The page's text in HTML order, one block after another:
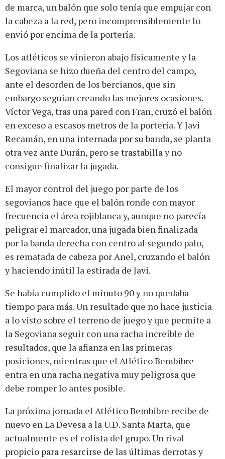
de marca, un balón que solo tenía que empujar con
la cabeza a la red, pero incomprensiblemente lo
envió por encima de la portería.
Los atléticos se vinieron abajo físicamente y la
Segoviana se hizo dueña del centro del campo,
ante el desorden de los bercianos, que sin
embargo seguían creando las mejores ocasiones.
Víctor Vega, tras una pared con Fran, cruzó el balón
en exceso a escasos metros de la portería. Y Javi
Recamán, en una internada por su banda, se planta
otra vez ante Durán, pero se trastabilla y no
consigue finalizar la jugada.
El mayor control del juego por parte de los
segovianos hace que el balón ronde con mayor
frecuencia el área rojiblanca y, aunque no parecía
peligrar el marcador, una jugada bien finalizada
por la banda derecha con centro al segundo palo,
es rematada de cabeza por Anel, cruzando el balón
y haciendo inútil la estirada de Javi.
Se había cumplido el minuto 90 y no quedaba
tiempo para más. Un resultado que no hace justicia
a lo visto sobre el terreno de juego y que permite a
la Segoviana seguir con una racha increíble de
resultados, que la afianza en las primeras
posiciones, mientras que el Atlético Bembibre
entra en una racha negativa muy peligrosa que
debe romper lo antes posible.
La próxima jornada el Atlético Bembibre recibe de
nuevo en La Devesa a la U.D. Santa Marta, que
actualmente es el colista del grupo. Un rival
propicio para resarcirse de las últimas derrotas y